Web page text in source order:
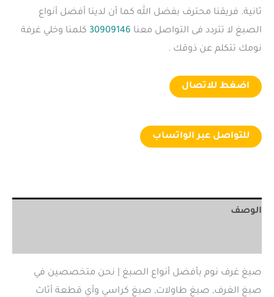
ثانية. فريقنا محترف بفضل الله كما أن لدينا أفضل أنواع
الصبغ لا تتردد فى التواصل معنا 30909146 كلمنا وخلي غرفة
نومك تتكلم عن ذوقك .
اضغط للاتصال
للتواصل عبر الواتساب
الوصف
صبغ غرف نوم بأفضل أنواع الصبغ | نحن متخصصين في
صبغ الغرف, صبغ طاولات, صبغ كراسي وأي قطعة أثاث